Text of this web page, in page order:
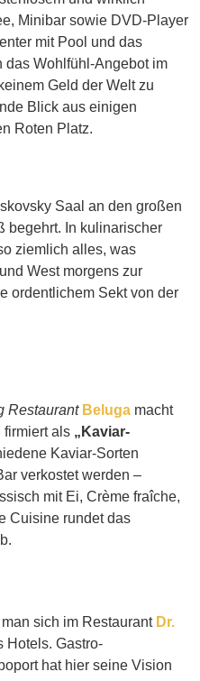
Minibar sowie DVD-Player
mit Pool und das
das Wohlfühl-Angebot im
Geld der Welt zu
Blick aus einigen
Roten Platz.
Saal an den großen
begehrt. In kulinarischer
ziemlich alles, was
West morgens zur
ordentlichem Sekt von der
Restaurant Beluga macht
firmiert als „Kaviar-
Kaviar-Sorten
verkostet werden –
mit Ei, Crème fraîche,
Cuisine rundet das
sich im Restaurant Dr.
Hotels. Gastro-
hat hier seine Vision